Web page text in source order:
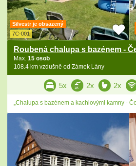
Silvestr je obsazený
7C-001
Roubená chalupa s bazénem -
Max. 15 osob
108.4 km vzdušně od Zámek Lány
5x 2x 2x
„Chalupa s bazénem a kachlovými kamny -